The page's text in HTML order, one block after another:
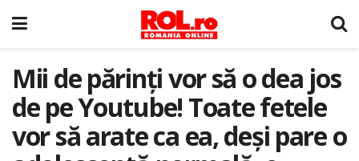
Mii de părinți vor să o dea jos
de pe Youtube! Toate fetele
vor să arate ca ea, deși pare o